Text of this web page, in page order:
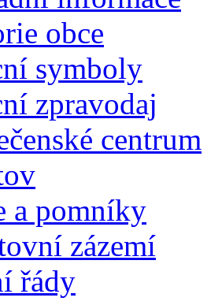
obce
symboly
zpravodaj
centrum
a pomníky
zázemí
řády